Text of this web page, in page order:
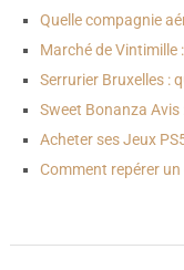
Quelle compagnie
Marché de Vintimille
Serrurier Bruxelles :
Sweet Bonanza
Acheter ses Jeux
Comment repérer